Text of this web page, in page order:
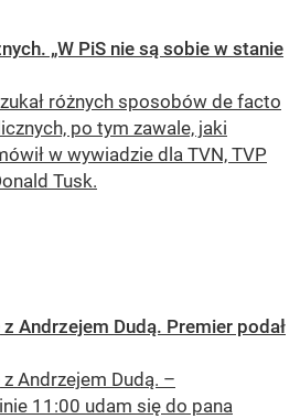
„W PiS nie są sobie w stanie
różnych sposobów de facto
po tym zawale, jaki
w wywiadzie dla TVN, TVP
Tusk.
Andrzejem Dudą. Premier podał
Andrzejem Dudą. –
11:00 udam się do pana